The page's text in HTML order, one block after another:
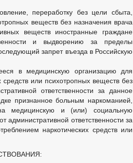
переработку без цели сбыта,
веществ без назначения врача
веществ иностранные граждане
и выдворению за пределы
запрет въезда в Российскую
в медицинскую организацию для
или психотропных веществ без
ответственности за данное
признанное больным наркоманией,
медицинскую и (или) социальную
административной ответственности за
наркотических средств или